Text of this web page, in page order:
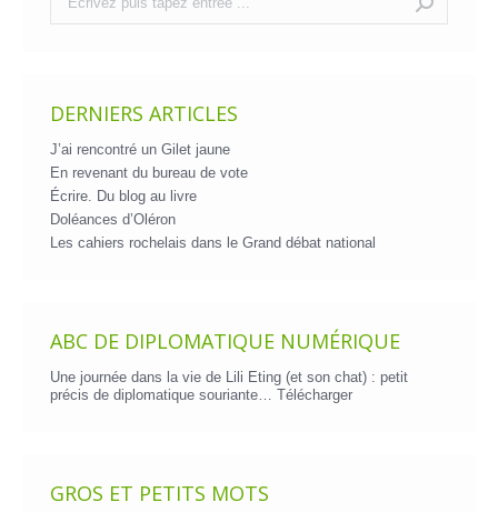
DERNIERS ARTICLES
J’ai rencontré un Gilet jaune
En revenant du bureau de vote
Écrire. Du blog au livre
Doléances d’Oléron
Les cahiers rochelais dans le Grand débat national
ABC DE DIPLOMATIQUE NUMÉRIQUE
Une journée dans la vie de Lili Eting (et son chat) : petit
précis de diplomatique souriante… Télécharger
GROS ET PETITS MOTS